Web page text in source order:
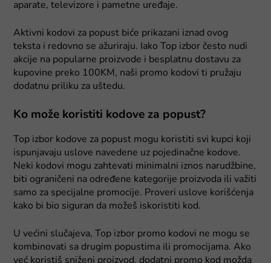
aparate, televizore i pametne uređaje.
Aktivni kodovi za popust biće prikazani iznad ovog
teksta i redovno se ažuriraju. Iako Top izbor često nudi
akcije na popularne proizvode i besplatnu dostavu za
kupovine preko 100KM, naši promo kodovi ti pružaju
dodatnu priliku za uštedu.
Ko može koristiti kodove za popust?
Top izbor kodove za popust mogu koristiti svi kupci koji
ispunjavaju uslove navedene uz pojedinačne kodove.
Neki kodovi mogu zahtevati minimalni iznos narudžbine,
biti ograničeni na određene kategorije proizvoda ili važiti
samo za specijalne promocije. Proveri uslove korišćenja
kako bi bio siguran da možeš iskoristiti kod.
U većini slučajeva, Top izbor promo kodovi ne mogu se
kombinovati sa drugim popustima ili promocijama. Ako
već koristiš sniženi proizvod, dodatni promo kod možda